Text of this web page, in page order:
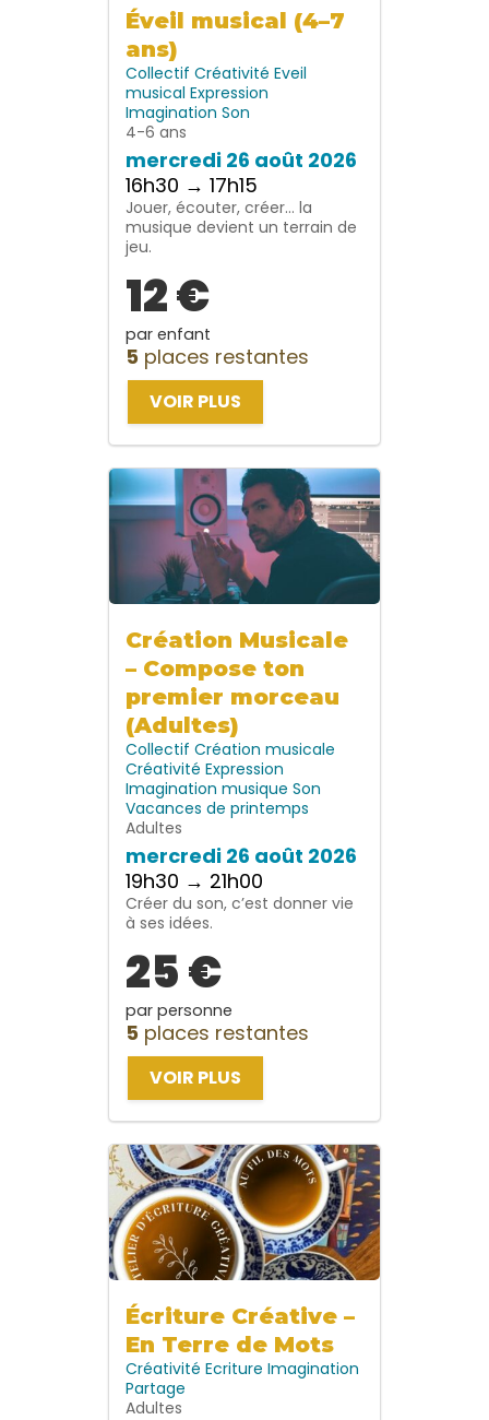
Éveil musical (4–7
ans)
Collectif Créativité Eveil
musical Expression
Imagination Son
4-6 ans
mercredi 26 août 2026
16h30 → 17h15
Jouer, écouter, créer… la
musique devient un terrain de
jeu.
12 €
par enfant
5 places restantes
VOIR PLUS
Création Musicale
– Compose ton
premier morceau
(Adultes)
Collectif Création musicale
Créativité Expression
Imagination musique Son
Vacances de printemps
Adultes
mercredi 26 août 2026
19h30 → 21h00
Créer du son, c’est donner vie
à ses idées.
25 €
par personne
5 places restantes
VOIR PLUS
Écriture Créative –
En Terre de Mots
Créativité Ecriture Imagination
Partage
Adultes